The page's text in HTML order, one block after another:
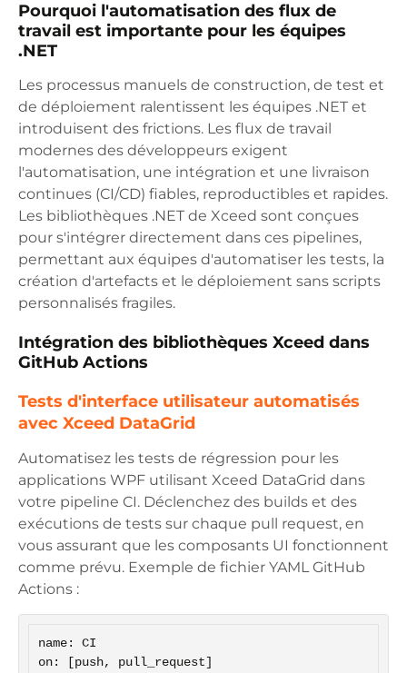
Pourquoi l'automatisation des flux de
travail est importante pour les équipes
.NET
Les processus manuels de construction, de test et
de déploiement ralentissent les équipes .NET et
introduisent des frictions. Les flux de travail
modernes des développeurs exigent
l'automatisation, une intégration et une livraison
continues (CI/CD) fiables, reproductibles et rapides.
Les bibliothèques .NET de Xceed sont conçues
pour s'intégrer directement dans ces pipelines,
permettant aux équipes d'automatiser les tests, la
création d'artefacts et le déploiement sans scripts
personnalisés fragiles.
Intégration des bibliothèques Xceed dans
GitHub Actions
Tests d'interface utilisateur automatisés
avec Xceed DataGrid
Automatisez les tests de régression pour les
applications WPF utilisant Xceed DataGrid dans
votre pipeline CI. Déclenchez des builds et des
exécutions de tests sur chaque pull request, en
vous assurant que les composants UI fonctionnent
comme prévu. Exemple de fichier YAML GitHub
Actions :
name: CI
on: [push, pull_request]